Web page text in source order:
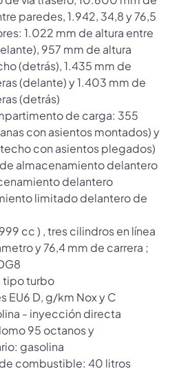
paredes, 1.942, 34,8 y 76,5
1.022 mm de altura entre
957 mm de altura
(detrás), 1.435 mm de
(delante) y 1.403 mm de
(detrás)
de carga: 355
con asientos montados) y
techo con asientos plegados)
almacenamiento delantero
delantero
limitado delantero de
cc ) , tres cilindros en línea
y 76,4 mm de carrera ;
tipo turbo
EU6 D, g/km Nox y C
- inyección directa
95 octanos y
gasolina
combustible: 40 litros